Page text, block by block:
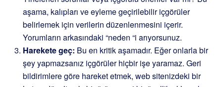
aşama, kalıpları ve eyleme geçirilebilir içgörüler
belirlemek için verilerin düzenlenmesini içerir.
Yorumların arkasındaki “neden “i arıyorsunuz.
Harekete geç: Bu en kritik aşamadır. Eğer onlarla bir
şey yapmazsanız içgörüler hiçbir işe yaramaz. Geri
bildirimlere göre hareket etmek, web sitenizdeki bir